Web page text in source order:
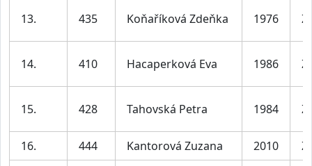
13. 435 Koňaříková Zdeňka 1976 Ž
14. 410 Hacaperková Eva 1986 Ž
15. 428 Tahovská Petra 1984 Ž
16. 444 Kantorová Zuzana 2010 Ž